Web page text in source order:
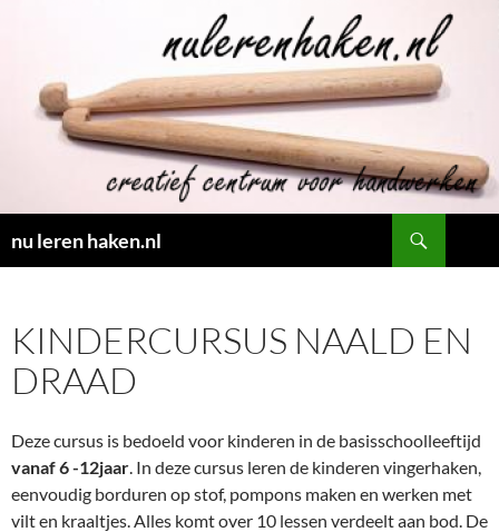
inhoud
nu leren haken.nl
KINDERCURSUS NAALD EN
DRAAD
Deze cursus is bedoeld voor kinderen in de basisschoolleeftijd
vanaf 6 -12jaar. In deze cursus leren de kinderen vingerhaken,
eenvoudig borduren op stof, pompons maken en werken met
vilt en kraaltjes. Alles komt over 10 lessen verdeelt aan bod. De